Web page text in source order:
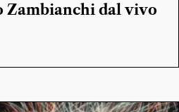
Zambianchi dal vivo